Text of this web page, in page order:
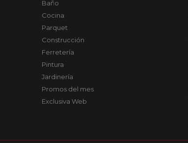
Baño
Cocina
Parquet
Construcción
Ferretería
Pintura
Jardinería
Promos del mes
Exclusiva Web